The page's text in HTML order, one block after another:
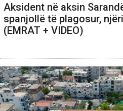
Aksident në aksin
spanjollë të plagosur,
(EMRAT + VIDEO)